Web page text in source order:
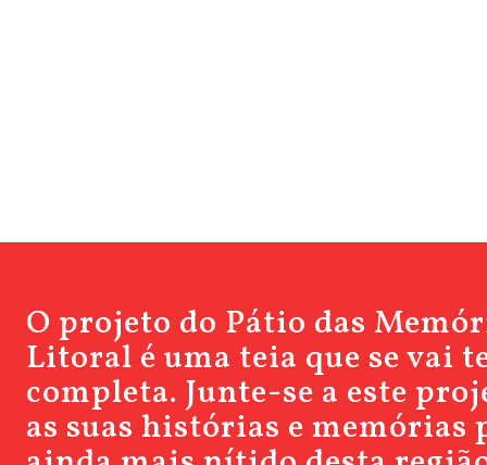
O projeto do Pátio das
Litoral é uma teia que se vai
completa. Junte-se a este
as suas histórias e